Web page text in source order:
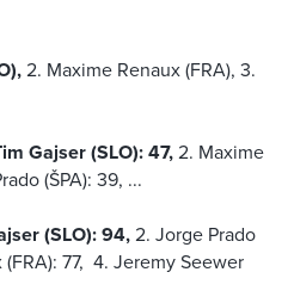
2. Maxime Renaux (FRA), 3.
Gajser (SLO): 47,2. Maxime
(ŠPA): 39, ...
(SLO): 94,2. Jorge Prado
77, 4. Jeremy Seewer